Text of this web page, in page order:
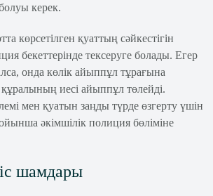
керек.
көрсетілген қуаттың сәйкестігін
бекеттерінде тексеруге болады. Егер
онда көлік айыппұл тұрағына
құралының иесі айыппұл төлейді.
мен қуатын заңды түрде өзгерту үшін
әкімшілік полиция бөліміне
шамдары